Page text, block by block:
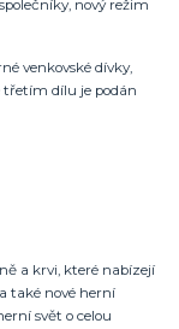
nový režim
venkovské dívky,
třetím dílu je podán
a krvi, které nabízejí
také nové herní
svět o celou